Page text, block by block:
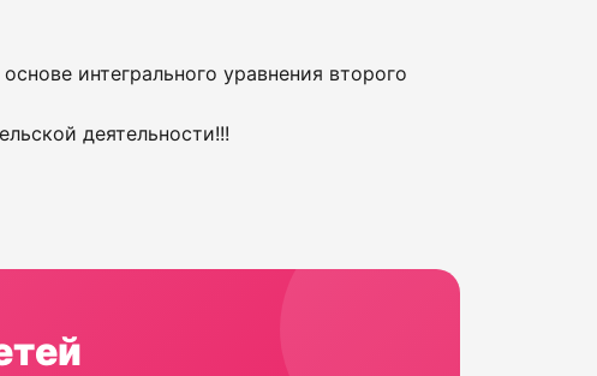
интегрального уравнения второго
деятельности!!!